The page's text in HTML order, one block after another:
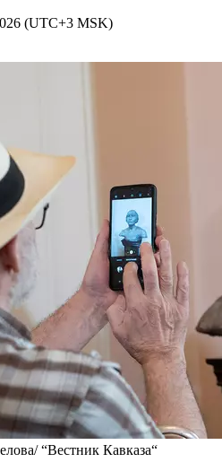
(UTC+3 MSK)
“Вестник Кавказа“